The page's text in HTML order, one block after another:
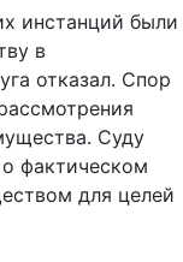
инстанций были
в
отказал. Спор
Суду
фактическом
для целей